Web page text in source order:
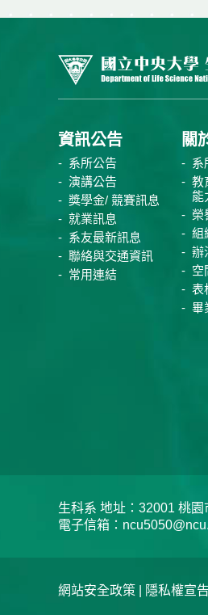
資訊公告
系所公告
演講公告
獎學金/ 競賽訊息
就業訊息
系友最新訊息
聯絡與交通資訊
常用連結
關
系
教
能
榮
組
辦
空
表
畢
生科系 地址：32001 桃
電子信箱：
網站安全政策 隱私權宣告